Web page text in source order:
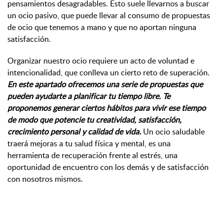
pensamientos desagradables. Esto suele llevarnos a buscar
un ocio pasivo, que puede llevar al consumo de propuestas
de ocio que tenemos a mano y que no aportan ninguna
satisfacción.
Organizar nuestro ocio requiere un acto de voluntad e
intencionalidad, que conlleva un cierto reto de superación.
En este apartado ofrecemos una serie de propuestas que
pueden ayudarte a planificar tu tiempo libre. Te
proponemos generar ciertos hábitos para vivir ese tiempo
de modo que potencie tu creatividad, satisfacción,
crecimiento personal y calidad de vida. Un ocio saludable
traerá mejoras a tu salud física y mental, es una
herramienta de recuperación frente al estrés, una
oportunidad de encuentro con los demás y de satisfacción
con nosotros mismos.